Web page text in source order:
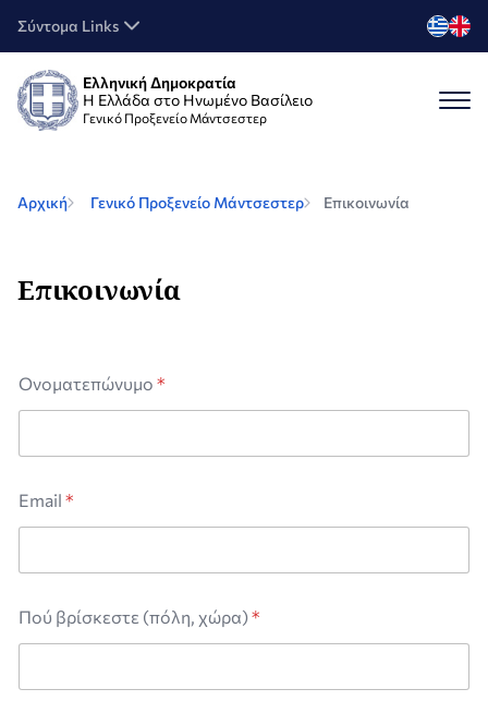
Σύντομα Links
Ελληνική Δημοκρατία
Η Ελλάδα στο Ηνωμένο Βασίλειο
Γενικό Προξενείο Μάντσεστερ
Αρχική Γενικό Προξενείο Μάντσεστερ Επικοινωνία
Επικοινωνία
Ονοματεπώνυμο *
Email *
Πού βρίσκεστε (πόλη, χώρα)*